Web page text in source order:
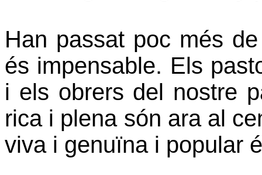
Han passat poc més
és impensable. Els
i els obrers del nostre
rica i plena són ara al
viva i genuïna i popular